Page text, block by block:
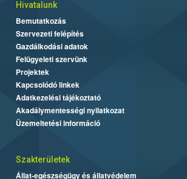
Hivatalunk
Bemutatkozás
Szervezeti felépítés
Gazdálkodási adatok
Felügyeleti szervünk
Projektek
Kapcsolódó linkek
Adatkezelési tájékoztató
Akadálymentességi nyilatkozat
Üzemeltetési információ
Szakterületek
Állat-egészségügy és állatvédelem